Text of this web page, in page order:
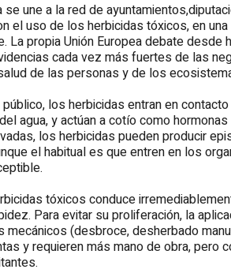
se une a la red de
el uso de los herbicidas tóxicos, en
La propia Unión Europea debate desde
cada vez más fuertes de las
de las personas y de los
los herbicidas entran en
agua, y actúan a cotío como
los herbicidas pueden producir
el habitual es que entren en los
tóxicos conduce
Para evitar su proliferación, la
mecánicos (desbroce, desherbado
y requieren más mano de obra, pero